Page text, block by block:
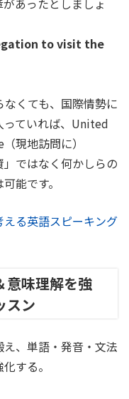
to visit the
くても、国際情勢に
っていれば、United
現地訪問に）
ではなく何かしらの
能です。
る英語スピーキング
意味理解を強
スン
、単語・発音・文法
する。